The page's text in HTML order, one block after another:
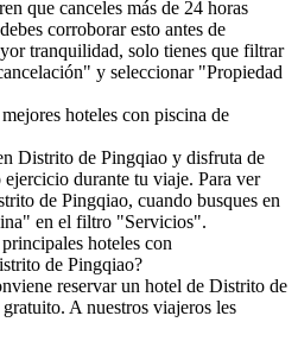
que canceles más de 24 horas
corroborar esto antes de
tranquilidad, solo tienes que filtrar
y seleccionar "Propiedad
hoteles con piscina de
Distrito de Pingqiao y disfruta de
durante tu viaje. Para ver
de Pingqiao, cuando busques en
en el filtro "Servicios".
hoteles con
de Pingqiao?
reservar un hotel de Distrito de
A nuestros viajeros les